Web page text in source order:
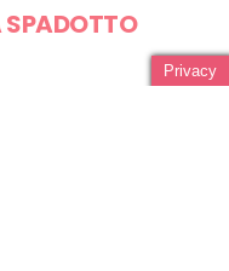
Privacy